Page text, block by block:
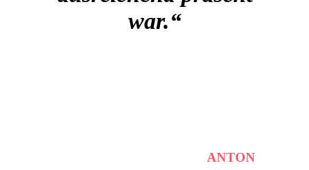
war.“
ANTON